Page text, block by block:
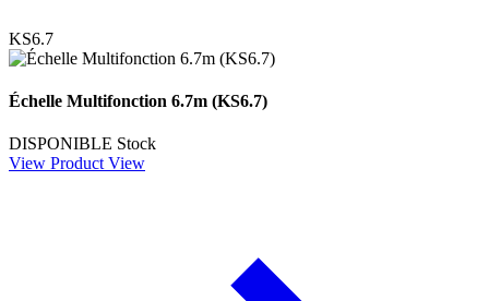
KS6.7
Échelle Multifonction 6.7m (KS6.7)
DISPONIBLE Stock
View Product View